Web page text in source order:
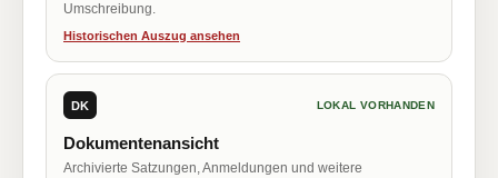
Umschreibung.
Historischen Auszug ansehen
DK LOKAL VORHANDEN
Dokumentenansicht
Archivierte Satzungen, Anmeldungen und weitere